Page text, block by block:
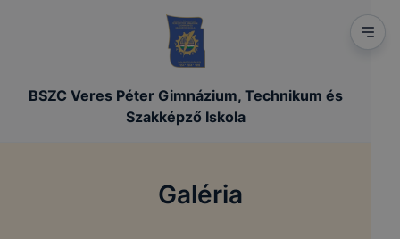
BSZC Veres Péter Gimnázium, Technikum és
Szakképző Iskola
Galéria